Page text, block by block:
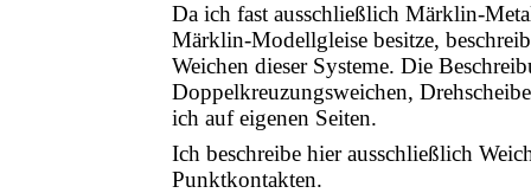
Da ich fast ausschließlich Märklin-
Märklin-Modellgleise besitze,
Weichen dieser Systeme. Die
Doppelkreuzungsweichen,
ich auf eigenen Seiten.
Ich beschreibe hier ausschließlich
Punktkontakten.